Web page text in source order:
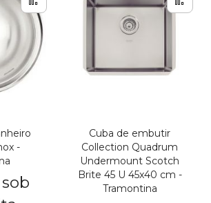
-
Adicionar para
Cuba de embutir
Collection Quadrum
Undermount Scotch
Brite 45 U 45x40 cm -
Tramontina